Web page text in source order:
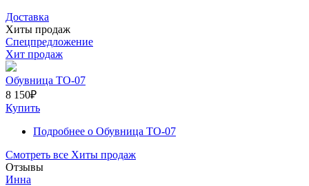
Доставка
Хиты продаж
Спецпредложение
Хит продаж
Обувница ТО-07
8 150₽
Купить
Подробнее о Обувница ТО-07
Смотреть все Хиты продаж
Отзывы
Инна